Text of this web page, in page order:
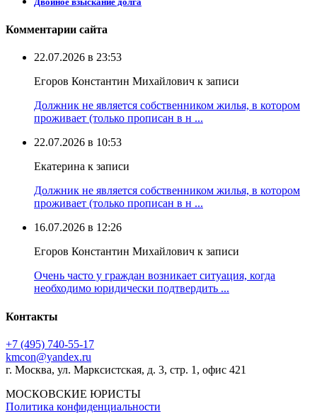
Комментарии сайта
22.07.2026 в 23:53
Егоров Константин Михайлович к записи
Должник не является собственником жилья, в котором
проживает (только прописан в н ...
22.07.2026 в 10:53
Екатерина к записи
Должник не является собственником жилья, в котором
проживает (только прописан в н ...
16.07.2026 в 12:26
Егоров Константин Михайлович к записи
Очень часто у граждан возникает ситуация, когда
необходимо юридически подтвердить ...
Контакты
+7 (495) 740‑55‑17
kmcon@yandex.ru
г. Москва, ул. Марксистская, д. 3, стр. 1, офис 421
МОСКОВСКИЕ ЮРИСТЫ
Политика конфиденциальности